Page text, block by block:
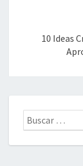
10 Ideas
Buscar: